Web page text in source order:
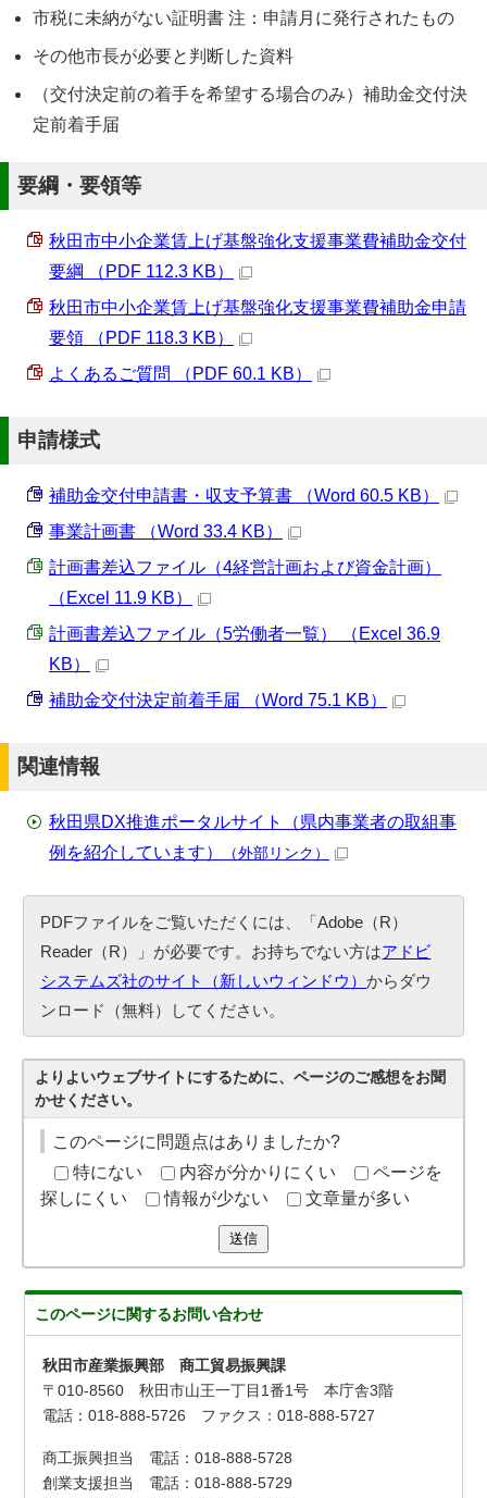
市税に未納がない証明書 注：申請月に発行されたもの
その他市長が必要と判断した資料
（交付決定前の着手を希望する場合のみ）補助金交付決
定前着手届
要綱・要領等
秋田市中小企業賃上げ基盤強化支援事業費補助金交付
要綱 （PDF 112.3 KB）
秋田市中小企業賃上げ基盤強化支援事業費補助金申請
要領 （PDF 118.3 KB）
よくあるご質問 （PDF 60.1 KB）
申請様式
補助金交付申請書・収支予算書 （Word 60.5 KB）
事業計画書 （Word 33.4 KB）
計画書差込ファイル（4経営計画および資金計画）
（Excel 11.9 KB）
計画書差込ファイル（5労働者一覧） （Excel 36.9
KB）
補助金交付決定前着手届 （Word 75.1 KB）
関連情報
秋田県DX推進ポータルサイト（県内事業者の取組事
例を紹介しています）
（外部リンク）
PDFファイルをご覧いただくには、「Adobe（R）
Reader（R）」が必要です。お持ちでない方はアドビ
システムズ社のサイト（新しいウィンドウ）からダウ
ンロード（無料）してください。
よりよいウェブサイトにするために、ページのご感想をお聞
かせください。
このページに問題点はありましたか?
特にない
内容が分かりにくい
ページを
探しにくい
情報が少ない 文章量が多い
送信
このページに関するお問い合わせ
秋田市産業振興部 商工貿易振興課
〒010-8560 秋田市山王一丁目1番1号 本庁舎3階
電話：018-888-5726 ファクス：018-888-5727
商工振興担当 電話：018-888-5728
創業支援担当 電話：018-888-5729